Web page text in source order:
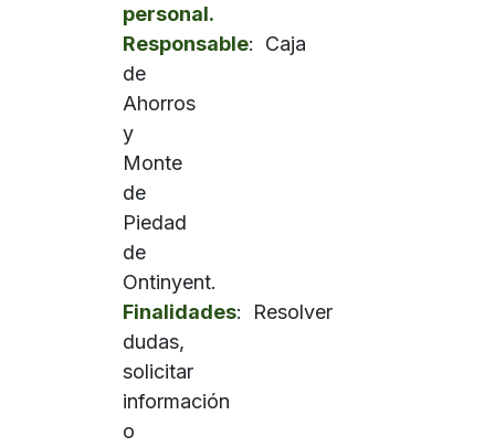
personal.
Responsable: Caja
de
Ahorros
y
Monte
de
Piedad
de
Ontinyent.
Finalidades: Resolver
dudas,
solicitar
información
o